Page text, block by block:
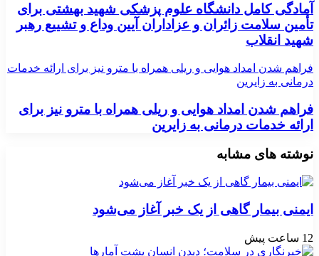
آمادگی کامل دانشگاه علوم پزشکی شهید بهشتی برای
تأمین سلامت زائران و عزاداران آیین وداع و تشییع رهبر
شهید انقلاب
فراهم شدن امداد هوایی و ریلی همراه با مترو نیز برای ارائه خدمات
درمانی به زایرین
فراهم شدن امداد هوایی و ریلی همراه با مترو نیز برای
ارائه خدمات درمانی به زایرین
نوشته های مشابه
ایمنی بیمار گاهی از یک خبر آغاز می‌شود
12 ساعت پیش